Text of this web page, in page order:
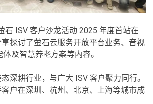
石 ISV 客户沙龙活动 2025 年度首站在
探讨了萤石云服务开放平台业务、音视
及智慧养老方案等内容。
深耕行业，与广大 ISV 客户聚力同行。
户在深圳、杭州、北京、上海等城市成